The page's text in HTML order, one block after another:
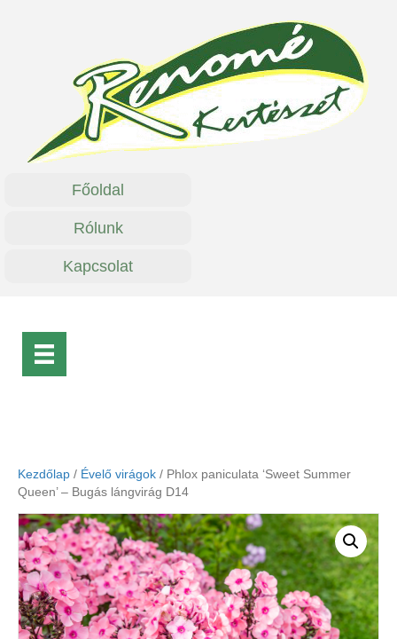
Főoldal
Rólunk
Kapcsolat
Kezdőlap / Évelő virágok / Phlox paniculata ‘Sweet Summer
Queen’ – Bugás lángvirág D14